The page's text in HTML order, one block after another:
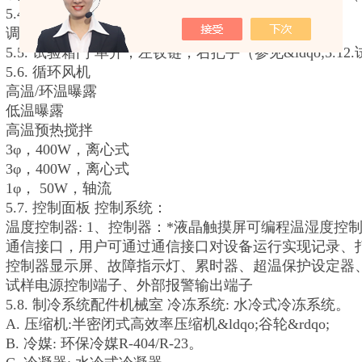
5.4. 调整脚与调整轮 调整脚：4个，支撑试验箱用
调整轮：4个，移动试验箱用
5.5. 试验箱门 单开，左铰链，右把手（参见&ldqo;5.12.
5.6. 循环风机
高温/环温曝露
低温曝露
高温预热搅拌
3φ，400W，离心式
3φ，400W，离心式
1φ， 50W，轴流
5.7. 控制面板 控制系统：
温度控制器: 1、控制器：*液晶触摸屏可编程温湿度控
通信接口，用户可通过通信接口对设备运行实现记录、
控制器显示屏、故障指示灯、累时器、超温保护设定器
试样电源控制端子、外部报警输出端子
5.8. 制冷系统配件机械室 冷冻系统: 水冷式冷冻系统。
A. 压缩机:半密闭式高效率压缩机&ldqo;谷轮&rdqo;
B. 冷媒: 环保冷媒R-404/R-23。